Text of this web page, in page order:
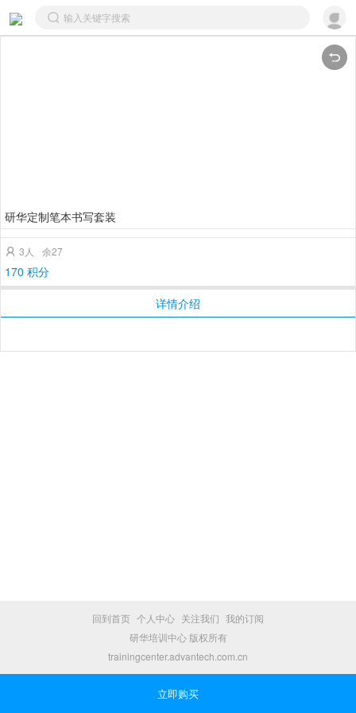
研华定制笔本书写套装
 3人 余27
170 积分
详情介绍
回到首页 个人中心 关注我们 我的订阅
研华培训中心 版权所有
trainingcenter.advantech.com.cn